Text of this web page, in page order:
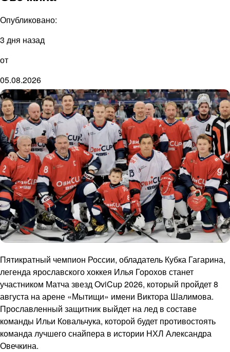
Опубликовано:
3 дня назад
от
05.08.2026
Пятикратный чемпион России, обладатель Кубка Гагарина,
легенда ярославского хоккея Илья Горохов станет
участником Матча звезд OviCup 2026, который пройдет 8
августа на арене «Мытищи» имени Виктора Шалимова.
Прославленный защитник выйдет на лед в составе
команды Ильи Ковальчука, которой будет противостоять
команда лучшего снайпера в истории НХЛ Александра
Овечкина.